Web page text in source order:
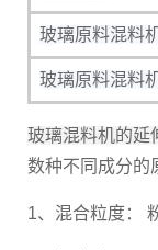
玻璃原料混料
玻璃原料混料
玻璃混料机的延
数种不同成分的
1、混合粒度：